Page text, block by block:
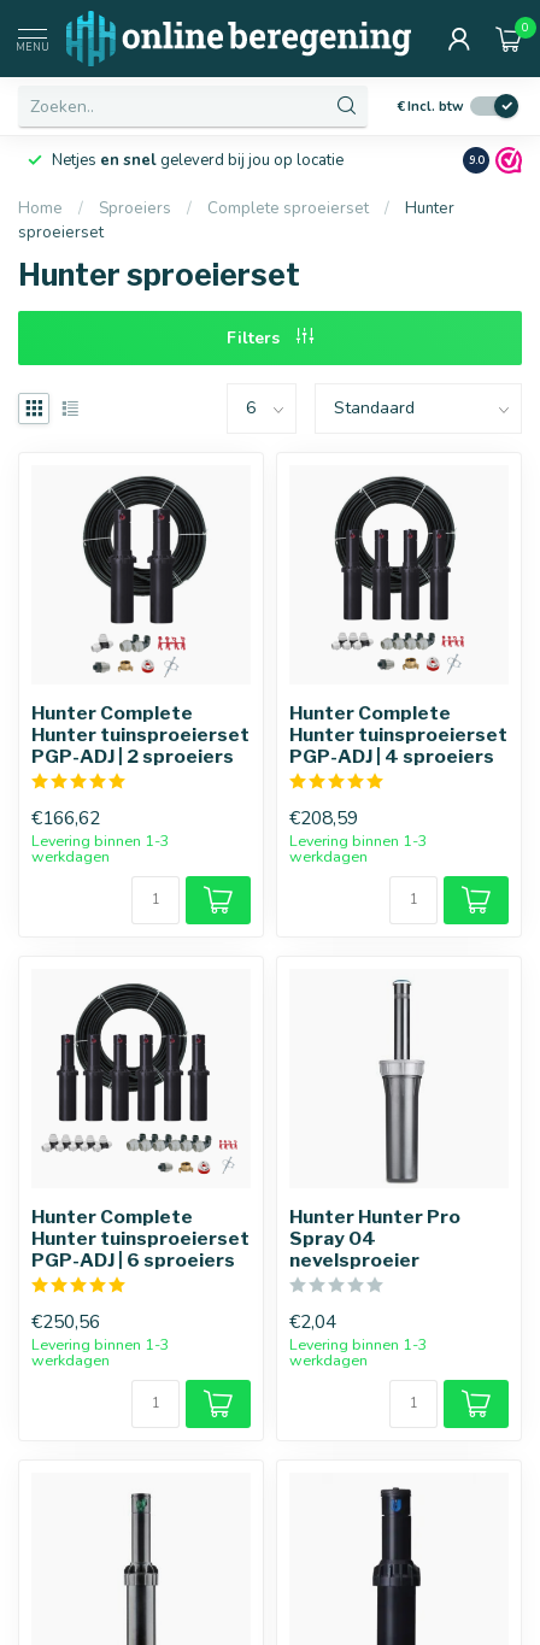
MENU
0
€Incl. btw
Netjes en snelgeleverd bij jou op locatie Ruim10
9.0
Home / Sproeiers / Complete sproeierset /
Hunter
sproeierset
Hunter sproeierset
Filters
Hunter Complete
Hunter tuinsproeierset
PGP-ADJ | 2 sproeiers
€166,62
Levering binnen 1-3
werkdagen
Hunter Complete
Hunter tuinsproeierset
PGP-ADJ | 4 sproeiers
€208,59
Levering binnen 1-3
werkdagen
Hunter Complete
Hunter tuinsproeierset
PGP-ADJ | 6 sproeiers
€250,56
Levering binnen 1-3
werkdagen
Hunter Hunter Pro
Spray 04
nevelsproeier
€2,04
Levering binnen 1-3
werkdagen
Afmetingen
16 mm